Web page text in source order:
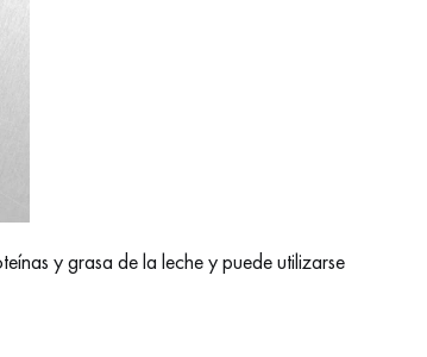
y grasa de la leche y puede utilizarse